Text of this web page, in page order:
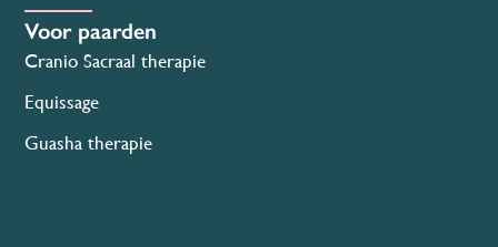
Voor paarden
Cranio Sacraal therapie
Equissage
Guasha therapie